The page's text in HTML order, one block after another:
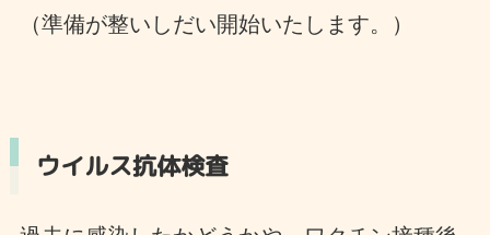
（準備が整いしだい開始いたします。）
ウイルス抗体検査